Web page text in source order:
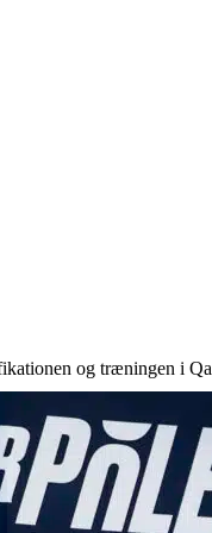
og træningen i